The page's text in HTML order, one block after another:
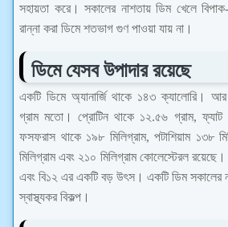
সহায়তা করে। সকালের নাশতায় ডিম খেলে
রান্না করা ডিমে শতভাগ গুণ পাওয়া যায় না।
ডিমে যেসব উপাদার রয়েছে
একটি ডিমে অ্যানার্জি থাকে ১৪৩ ক্যালোরি। আর
গ্রাম মতো। প্রোটিন থাকে ১২.৫৬ গ্রাম,
ফসফরাস থাকে ১৯৮ মিলিগ্রাম, পটাশিয়াম ১৩৮
মিলিগ্রাম এবং ২১০ মিলিগ্রাম কোলেস্টেরল
এবং বি১২ এর একটি বড় উৎস। একটি ডিম সকালের
স্বাস্থ্যকর বিকল্প।